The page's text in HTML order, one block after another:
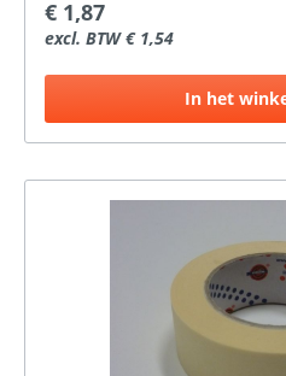
€ 1,87
excl. BTW € 1,54
In het